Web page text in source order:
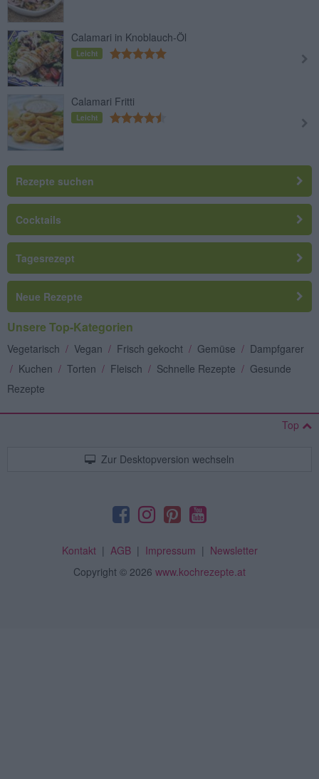
Calamari in Knoblauch-Öl
Leicht
Calamari Fritti
Leicht
Rezepte suchen
Cocktails
Tagesrezept
Neue Rezepte
Unsere Top-Kategorien
Vegetarisch / Vegan / Frisch gekocht / Gemüse / Dampfgarer
/ Kuchen / Torten / Fleisch / Schnelle Rezepte / Gesunde
Rezepte
Top
Zur Desktopversion wechseln
Kontakt| AGB| Impressum | Newsletter
Copyright © 2026 www.kochrezepte.at